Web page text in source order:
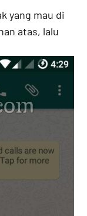
yang mau di
atas, lalu